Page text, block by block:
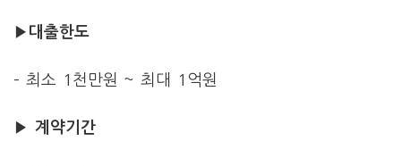
▶ 대출한도
– 최소 1천만원 ~ 최대 1억원
▶ 계약기간